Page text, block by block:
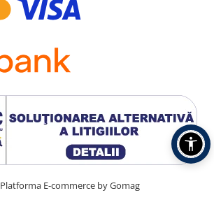
Platforma E-commerce by Gomag